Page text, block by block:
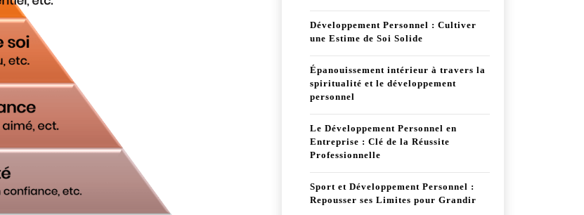
Développement Personnel : Cultiver
une Estime de Soi Solide
Épanouissement intérieur à travers la
spiritualité et le développement
personnel
Le Développement Personnel en
Entreprise : Clé de la Réussite
Professionnelle
Sport et Développement Personnel :
Repousser ses Limites pour Grandir